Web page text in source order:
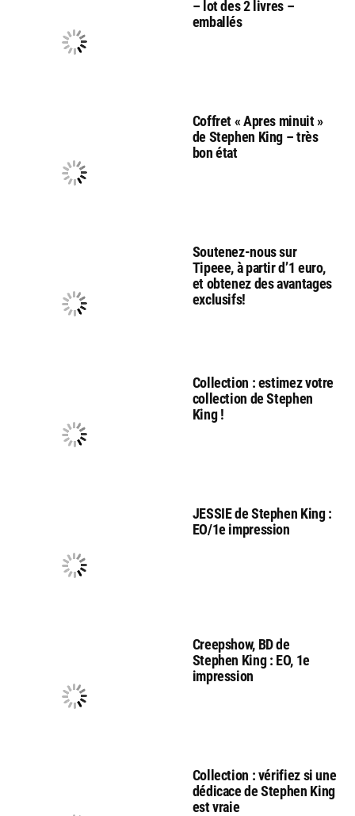
– lot des 2 livres –
emballés
Coffret « Apres minuit »
de Stephen King – très
bon état
Soutenez-nous sur
Tipeee, à partir d’1 euro,
et obtenez des avantages
exclusifs!
Collection : estimez votre
collection de Stephen
King !
JESSIE de Stephen King :
EO/1e impression
Creepshow, BD de
Stephen King : EO, 1e
impression
Collection : vérifiez si une
dédicace de Stephen King
est vraie